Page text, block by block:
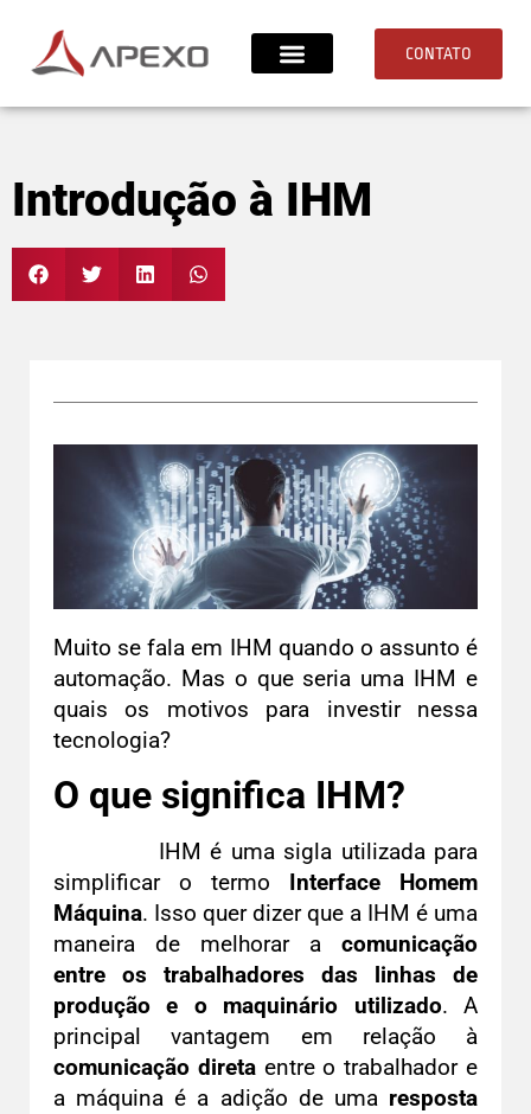
CONTATO
Introdução à IHM
Muito se fala em IHM quando o assunto é
automação. Mas o que seria uma IHM e
quais os motivos para investir nessa
tecnologia?
O que significa IHM?
IHM é uma sigla utilizada para
simplificar o termo Interface Homem
Máquina. Isso quer dizer que a IHM é uma
maneira de melhorar a comunicação
entre os trabalhadores das linhas de
produção e o maquinário utilizado. A
principal vantagem em relação à
comunicação diretaentre o trabalhador e
a máquina é a adição de uma resposta